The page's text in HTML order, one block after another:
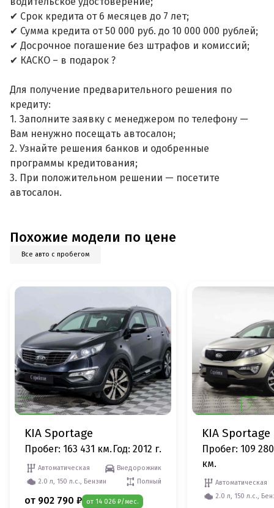
✔ Срок кредита от 6 месяцев до 7 лет;
✔ Сумма кредита от 50 000 руб. до 10 000 000 рублей;
✔ Досрочное погашение без штрафов и комиссий;
✔ КАСКО – в подарок ?
Для получение предварительного решения по
кредиту:
1. Заполните заявку с менеджером по телефону —
Вам ненужно посещать автосалон;
2. Узнайте решения банков и одобренные
программы кредитования;
3. При положительном решении — посетите
автосалон.
Похожие модели по цене
Все авто с пробегом
KIA Sportage
Пробег: 163 431 км. Год: 2012 г.
Автоматическая
Внедорожник
2.0 л, 150 л.с., Бензин
Полный
от 902 790 ₽ от 14 026 ₽/мес.
KIA Sportage
Пробег: 109 280
км.
Автоматическая
2.0 л, 150 л.с.,